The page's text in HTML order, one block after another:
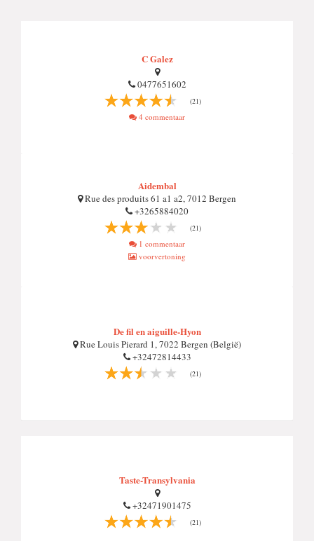
C Galez
0477651602
(21)
4 commentaar
Aidembal
Rue des produits 61 a1 a2, 7012 Bergen
+3265884020
(21)
1 commentaar
voorvertoning
De fil en aiguille-Hyon
Rue Louis Pierard 1, 7022 Bergen (België)
+32472814433
(21)
Taste-Transylvania
+32471901475
(21)